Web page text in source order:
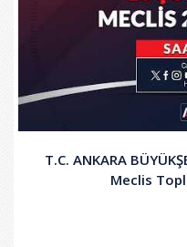
T.C. ANKARA
Meclis